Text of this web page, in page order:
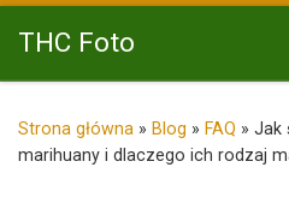
Przejdź do treści
THC Foto
Strona główna » Blog » FAQ » Jak
marihuany i dlaczego ich rodzaj